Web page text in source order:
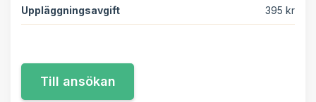
Uppläggningsavgift 395 kr